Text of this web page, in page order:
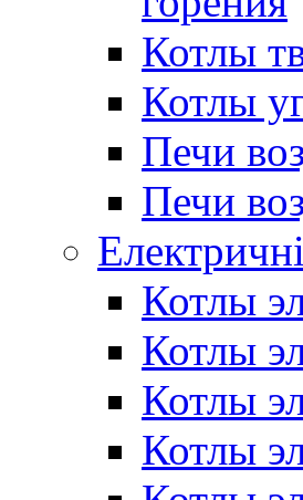
Котлы
Котлы
Печи
Печи
Котлы
Котлы
Котлы
Котлы